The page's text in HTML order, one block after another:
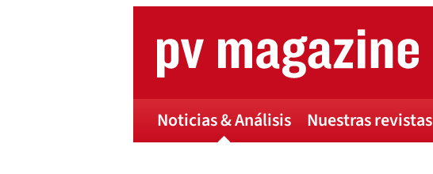
Noticias & Análisis Nuestras revistas